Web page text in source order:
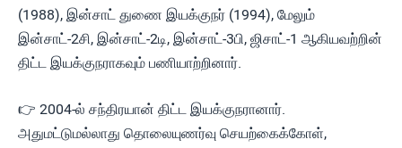
(1988), இன்சாட் துணை இயக்குநர் (1994), மேலும்
இன்சாட்-2சி, இன்சாட்-2டி, இன்சாட்-3பி, ஜிசாட்-1 ஆகியவற்றின்
திட்ட இயக்குநராகவும் பணியாற்றினார்.
👉 2004-ல் சந்திரயான் திட்ட இயக்குநரானார்.
அதுமட்டுமல்லாது தொலையுணர்வு செயற்கைக்கோள்,